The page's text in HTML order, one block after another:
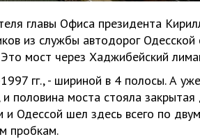
главы Офиса президента
из службы автодорог
мост через Хаджибейский
гг., - шириной в 4 полосы. А
половина моста стояла
Одессой шел здесь всего по
пробкам.